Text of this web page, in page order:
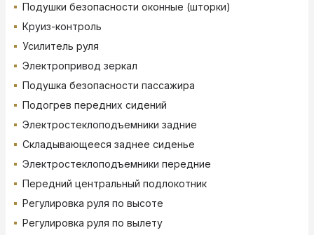
Подушки безопасности оконные (шторки)
Круиз-контроль
Усилитель руля
Электропривод зеркал
Подушка безопасности пассажира
Подогрев передних сидений
Электростеклоподъемники задние
Складывающееся заднее сиденье
Электростеклоподъемники передние
Передний центральный подлокотник
Регулировка руля по высоте
Регулировка руля по вылету